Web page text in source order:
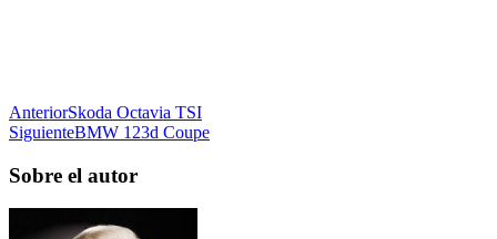
AnteriorSkoda Octavia TSI
SiguienteBMW 123d Coupe
Sobre el autor